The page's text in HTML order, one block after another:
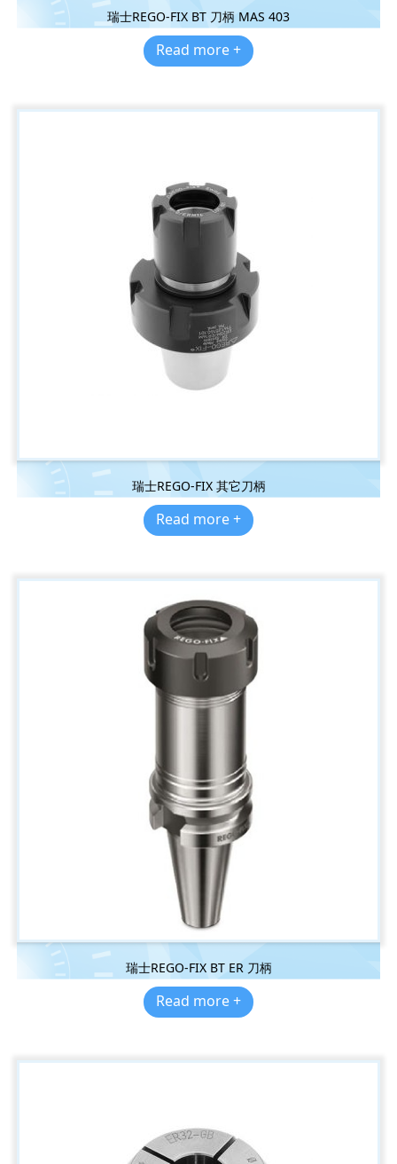
瑞士REGO-FIX BT 刀柄 MAS 403
Read more +
瑞士REGO-FIX 其它刀柄
Read more +
瑞士REGO-FIX BT ER 刀柄
Read more +